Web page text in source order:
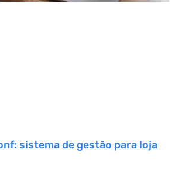
sistema de gestão para loja